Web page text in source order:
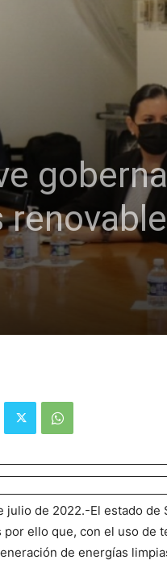
julio de 2022.-El estado
por ello que, con el uso de
de energías